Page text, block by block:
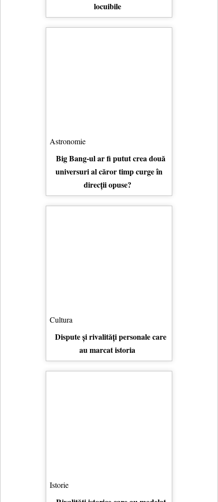
locuibile
Astronomie
Big Bang-ul ar fi putut crea două
universuri al căror timp curge în
direcții opuse?
Cultura
Dispute și rivalități personale care
au marcat istoria
Istorie